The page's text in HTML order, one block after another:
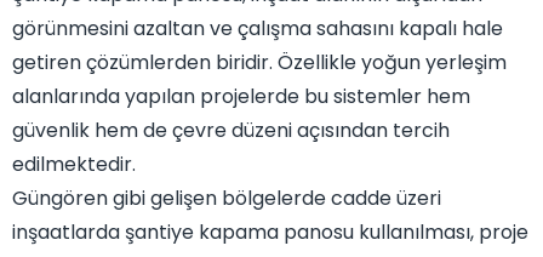
görünmesini azaltan ve çalışma sahasını kapalı hale
getiren çözümlerden biridir. Özellikle yoğun yerleşim
alanlarında yapılan projelerde bu sistemler hem
güvenlik hem de çevre düzeni açısından tercih
edilmektedir.
Güngören gibi gelişen bölgelerde cadde üzeri
inşaatlarda şantiye kapama panosu kullanılması, proje